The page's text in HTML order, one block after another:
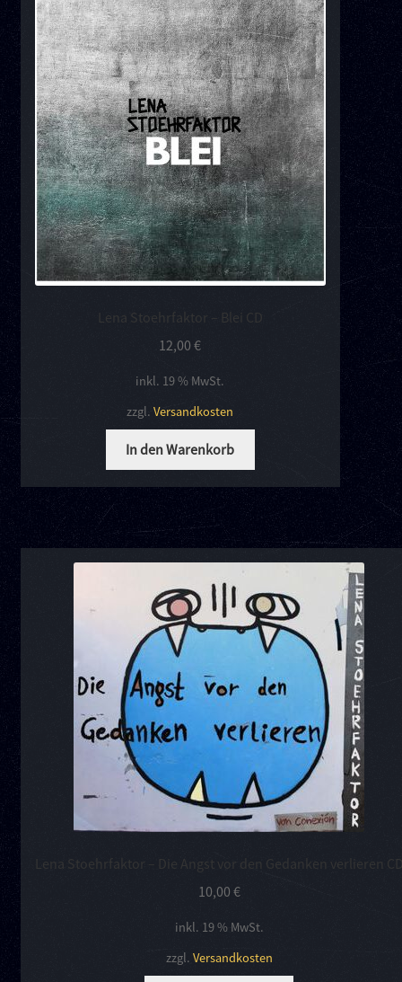
Lena Stoehrfaktor – Blei CD
12,00€
inkl. 19 % MwSt.
zzgl.Versandkosten
In den Warenkorb
Lena Stoehrfaktor – Die Angst vor den Gedanken verlieren
10,00 €
inkl. 19 % MwSt.
zzgl. Versandkosten